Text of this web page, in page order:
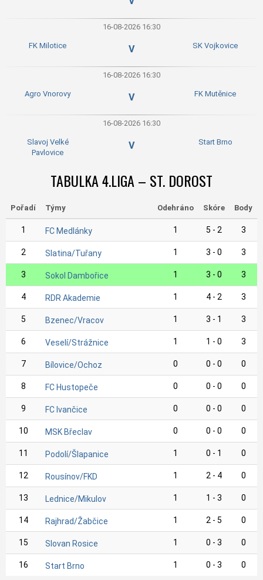
16-08-2026 16:30
FK Milotice V SK Vojkovice
16-08-2026 16:30
Agro Vnorovy V FK Mutěnice
16-08-2026 16:30
Slavoj Velké
Pavlovice
V Start Brno
TABULKA 4.LIGA – ST. DOROST
Pořadí Týmy Odehráno Skóre Body
1 FC Medlánky 1 5 - 2 3
2 Slatina/Tuřany 1 3 - 0 3
3 Sokol Dambořice 1 3 - 0 3
4 RDR Akademie 1 4 - 2 3
5 Bzenec/Vracov 1 3 - 1 3
6 Veselí/Strážnice 1 1 - 0 3
7 Bílovice/Ochoz 0 0 - 0 0
8 FC Hustopeče 0 0 - 0 0
9 FC Ivančice 0 0 - 0 0
10 MSK Břeclav 0 0 - 0 0
11 Podolí/Šlapanice 1 0 - 1 0
12 Rousínov/FKD 1 2 - 4 0
13 Lednice/Mikulov 1 1 - 3 0
14 Rajhrad/Žabčice 1 2 - 5 0
15 Slovan Rosice 1 0 - 3 0
16 Start Brno 1 0 - 3 0